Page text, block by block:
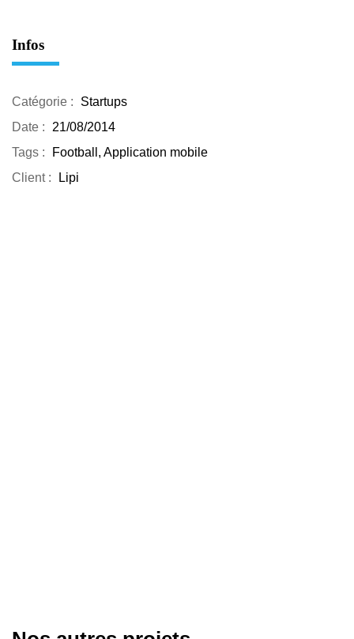
Infos
Catégorie :
Startups
Date :
21/08/2014
Tags :
Football, Application mobile
Client :
Lipi